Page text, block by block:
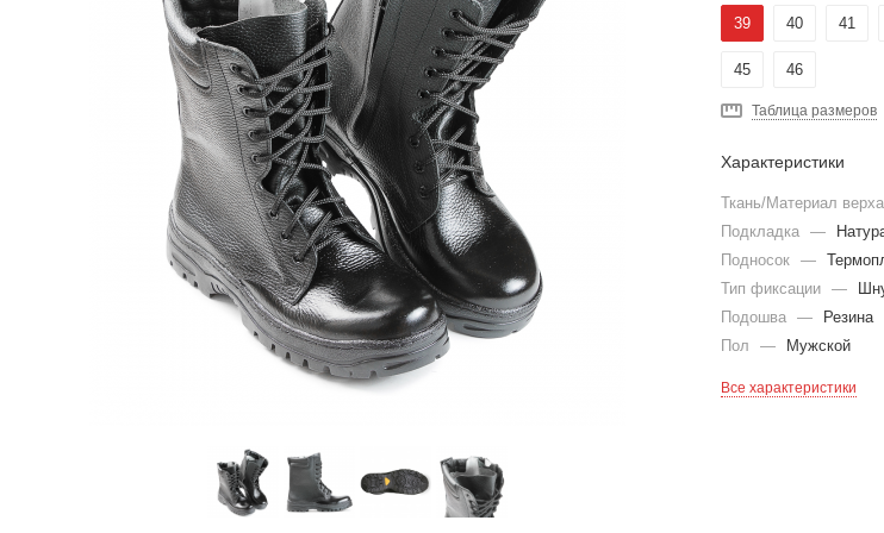
39
40 41
45 46
Таблица размеров
Характеристики
Ткань/Материал верха
Подкладка
—
Подносок
—
Тип фиксации
—
Подошва
—
Резина
Пол
— Мужской
Все характеристики